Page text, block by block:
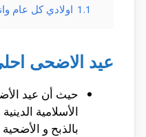
1.1 اولادي كل عام
عيد الاضحى
حيث أن عيد
الأسلامية
بالذبح و